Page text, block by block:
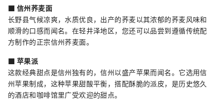
■ 信州荞麦面
长野县气候凉爽，水质优良，出产的荞麦以其浓郁的荞麦风味和
顺滑的口感而闻名。在轻井泽地区，您还可以品尝到遵循传统配
方制作的正宗信州荞麦面。
■ 苹果派
这款经典甜点是信州独有的，信州以盛产苹果而闻名。它选用信
州苹果制成，这种苹果甜酸平衡，搭配酥脆的派皮，是历史悠久
的酒店和咖啡馆里广受欢迎的甜点。